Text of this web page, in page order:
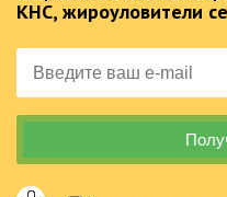
КНС, жироуловители